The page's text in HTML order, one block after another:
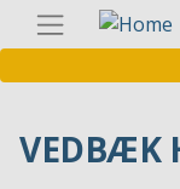
til
hovedindhold
VEDBÆK